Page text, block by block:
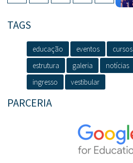
TAGS
educação eventos cursos
estrutura
galeria notícias
ingresso
vestibular
PARCERIA